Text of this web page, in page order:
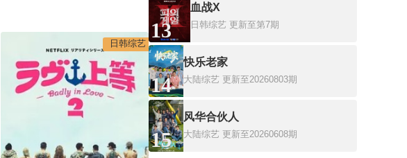
日韩综艺
13
血战X
日韩综艺 更新至第7期
14
快乐老家
大陆综艺 更新至20260803期
15
风华合伙人
大陆综艺 更新至20260608期